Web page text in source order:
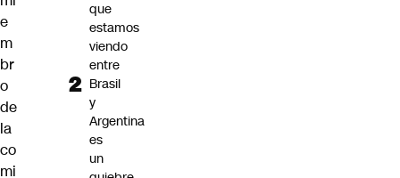
e
m
br
o
de
la
co
mi
que
estamos
viendo
entre
Brasil
y
Argentina
es
un